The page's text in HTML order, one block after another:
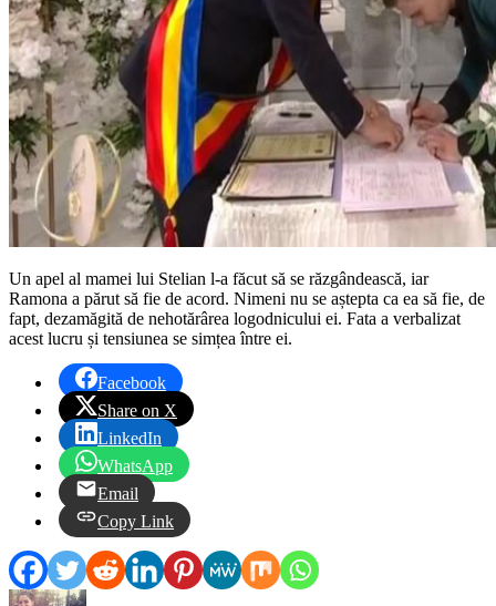
Un apel al mamei lui Stelian l-a făcut să se răzgândească, iar
Ramona a părut să fie de acord. Nimeni nu se aștepta ca ea să fie, de
fapt, dezamăgită de nehotărârea logodnicului ei. Fata a verbalizat
acest lucru și tensiunea se simțea între ei.
Facebook
Share on X
LinkedIn
WhatsApp
Email
Copy Link